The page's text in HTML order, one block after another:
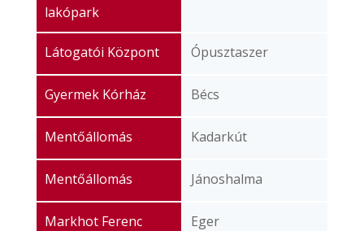
lakópark
Látogatói Központ
Gyermek Kórház
Mentőállomás
Mentőállomás
Markhot Ferenc
Ópusztaszer
Bécs
Kadarkút
Jánoshalma
Eger